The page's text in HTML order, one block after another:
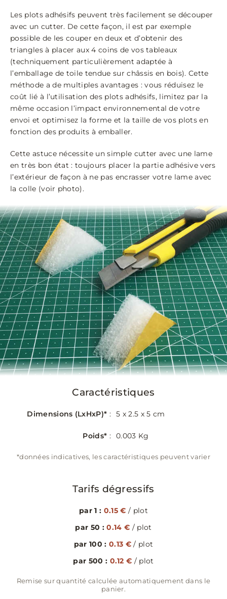
Les plots adhésifs peuvent très facilement se découper
avec un cutter. De cette façon, il est par exemple
possible de les couper en deux et d’obtenir des
triangles à placer aux 4 coins de vos tableaux
(techniquement particulièrement adaptée à
l’emballage de toile tendue sur châssis en bois). Cette
méthode a de multiples avantages : vous réduisez le
coût lié à l’utilisation des plots adhésifs, limitez par la
même occasion l’impact environnemental de votre
envoi et optimisez la forme et la taille de vos plots en
fonction des produits à emballer.
Cette astuce nécessite un simple cutter avec une lame
en très bon état : toujours placer la partie adhésive vers
l’extérieur de façon à ne pas encrasser votre lame avec
la colle (voir photo).
Caractéristiques
Dimensions (LxHxP)* : 5 x 2.5 x 5 cm
Poids* : 0.003 Kg
*données indicatives, les caractéristiques peuvent varier
Tarifs dégressifs
par 1 : 0.15 € / plot
par 50 :0.14 € / plot
par 100 :0.13 €/ plot
par 500 : 0.12 € / plot
Remise sur quantité calculée automatiquement dans le
panier.